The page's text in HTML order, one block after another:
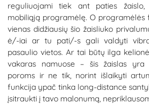
reguliuojami tiek ant paties
mobiliąją programėlę. O programėlės
vienas didžiausių šio žaisliuko
ė/-iai ar tu pati/-s gali valdyti
pasaulio vietos. Ar tai būtų ilga
vakaras namuose – šis žaislas yra
poroms ir ne tik, norint išlaikyti
funkcija ypač tinka long-distance
įsitraukti į tavo malonumą,